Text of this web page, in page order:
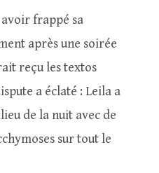
frappé sa
après une soirée
reçu les textos
a éclaté : Leila a
de la nuit avec de
sur tout le